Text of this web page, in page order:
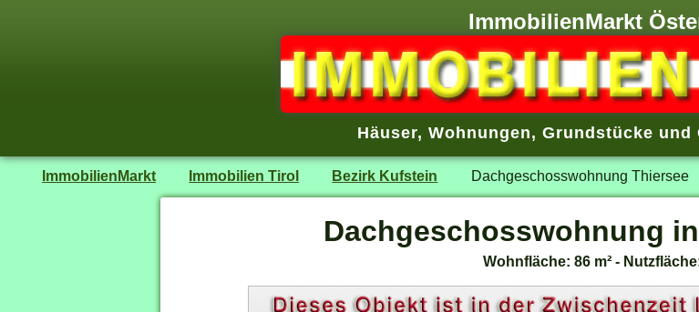
ImmobilienMarkt
Häuser, Wohnungen, Grundstücke und
ImmobilienMarkt Immobilien Tirol Bezirk Kufstein Dachgeschosswohnung Thiersee
Dachgeschosswohnung
Wohnfläche: 86 m² -